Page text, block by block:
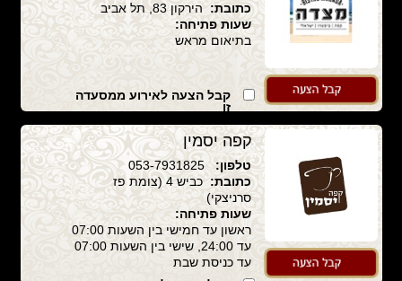
כתובת: הירקון 83, תל אביב
שעות פתיחה:
בתיאום מראש
קבל הצעה לאירוע ממסעדה
זו
קפה יסמין
טלפון:053-7931825
כתובת:
כביש 4 (צומת פז
סרניצקי)
שעות פתיחה:
ראשון עד חמישי בין השעות 07:00
עד 24:00, שישי בין השעות 07:00
עד כניסת שבת